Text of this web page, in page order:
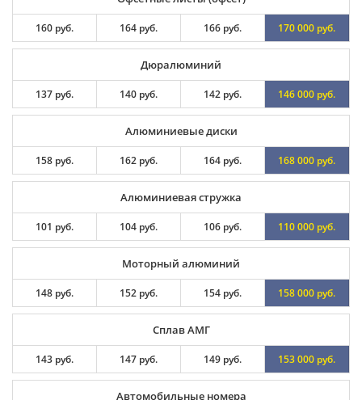
160 руб. 164 руб. 166 руб. 170 000 руб.
Дюралюминий
137 руб. 140 руб. 142 руб. 146 000 руб.
Алюминиевые диски
158 руб. 162 руб. 164 руб. 168 000 руб.
Алюминиевая стружка
101 руб. 104 руб. 106 руб. 110 000 руб.
Моторный алюминий
148 руб. 152 руб. 154 руб. 158 000 руб.
Сплав АМГ
143 руб. 147 руб. 149 руб. 153 000 руб.
Автомобильные номера